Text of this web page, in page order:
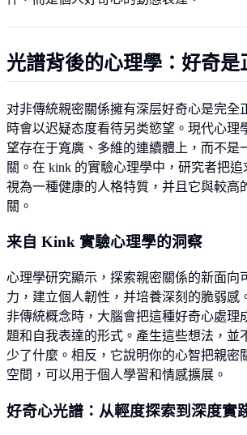
光譜背後的心理學：好奇是
对非傳統親密關係擁有深层好奇心是完全
時會以迟疑态度看待另类慾望。現代心理
望存在于寬廣、多維的連續體上，而不是
關。在 kink 的實驗心理學中，研究者把
視為一種健康的人格特質，并且它與較高
關。
来自 Kink 實驗心理學的洞察
心理學研究顯示，探索親密關係的新面向
力，建立個人韌性，并培養深刻的脆弱感
非傳統概念時，大腦會把這種好奇心處理
題和自我表達的形式。產生這些想法，並
少了什麼。相反，它說明你的心智把親密
空間，可以用于個人學習和情感擴展。
好奇心光譜：从輕度探索到深度實